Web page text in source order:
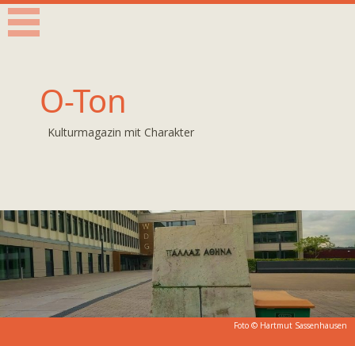
O-Ton
Kulturmagazin mit Charakter
Foto © Hartmut Sassenhausen